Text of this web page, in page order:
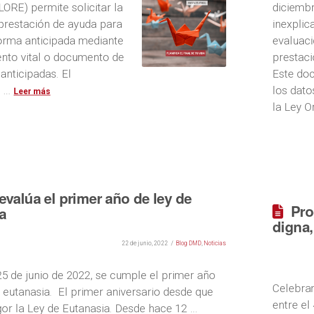
permite solicitar la
de ayuda para
anticipada mediante
vital o documento de
El
…
Este
los
la Ley
el primer año de ley de
22 de junio, 2022 Blog DMD Noticias
de junio de 2022, se cumple el primer año
eutanasia. El primer aniversario desde que
la Ley de Eutanasia. Desde hace 12 …
entre el